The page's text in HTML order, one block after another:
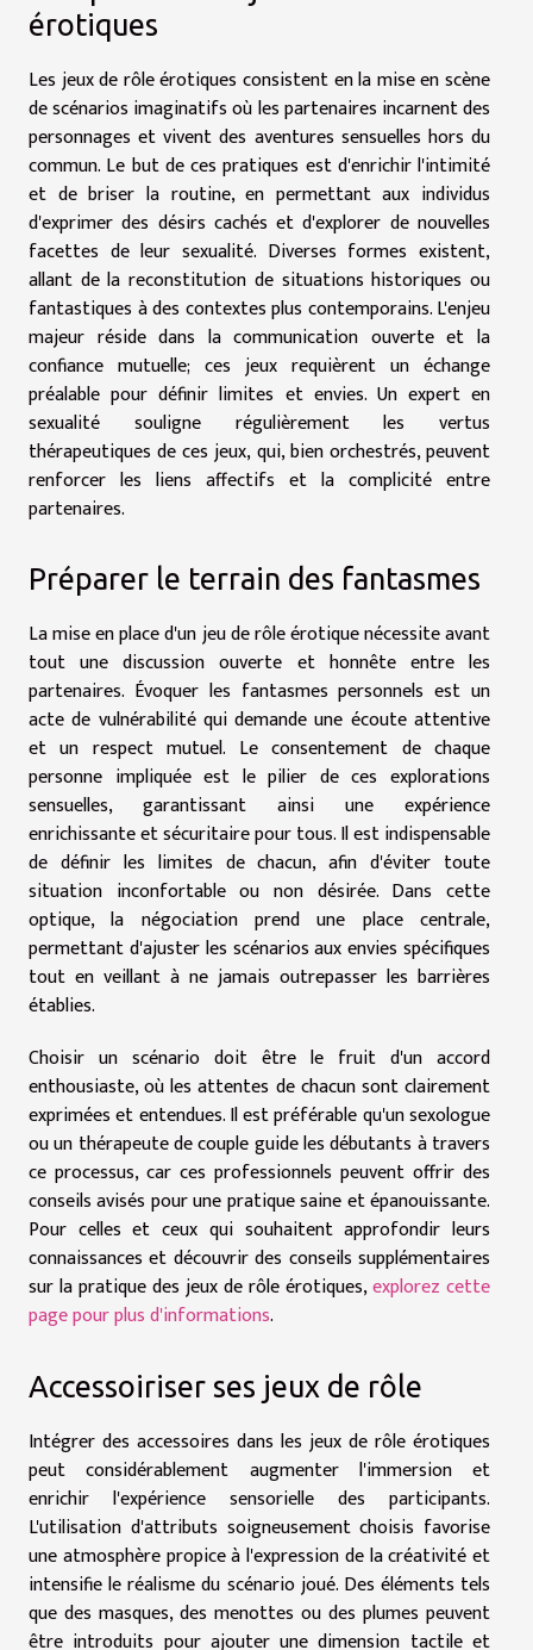
érotiques
Les jeux de rôle érotiques consistent en la mise en scène
de scénarios imaginatifs où les partenaires incarnent des
personnages et vivent des aventures sensuelles hors du
commun. Le but de ces pratiques est d'enrichir l'intimité
et de briser la routine, en permettant aux individus
d'exprimer des désirs cachés et d'explorer de nouvelles
facettes de leur sexualité. Diverses formes existent,
allant de la reconstitution de situations historiques ou
fantastiques à des contextes plus contemporains. L'enjeu
majeur réside dans la communication ouverte et la
confiance mutuelle; ces jeux requièrent un échange
préalable pour définir limites et envies. Un expert en
sexualité souligne régulièrement les vertus
thérapeutiques de ces jeux, qui, bien orchestrés, peuvent
renforcer les liens affectifs et la complicité entre
partenaires.
Préparer le terrain des fantasmes
La mise en place d'un jeu de rôle érotique nécessite avant
tout une discussion ouverte et honnête entre les
partenaires. Évoquer les fantasmes personnels est un
acte de vulnérabilité qui demande une écoute attentive
et un respect mutuel. Le consentement de chaque
personne impliquée est le pilier de ces explorations
sensuelles, garantissant ainsi une expérience
enrichissante et sécuritaire pour tous. Il est indispensable
de définir les limites de chacun, afin d'éviter toute
situation inconfortable ou non désirée. Dans cette
optique, la négociation prend une place centrale,
permettant d'ajuster les scénarios aux envies spécifiques
tout en veillant à ne jamais outrepasser les barrières
établies.
Choisir un scénario doit être le fruit d'un accord
enthousiaste, où les attentes de chacun sont clairement
exprimées et entendues. Il est préférable qu'un sexologue
ou un thérapeute de couple guide les débutants à travers
ce processus, car ces professionnels peuvent offrir des
conseils avisés pour une pratique saine et épanouissante.
Pour celles et ceux qui souhaitent approfondir leurs
connaissances et découvrir des conseils supplémentaires
sur la pratique des jeux de rôle érotiques,explorez cette
page pour plus d'informations.
Accessoiriser ses jeux de rôle
Intégrer des accessoires dans les jeux de rôle érotiques
peut considérablement augmenter l'immersion et
enrichir l'expérience sensorielle des participants.
L'utilisation d'attributs soigneusement choisis favorise
une atmosphère propice à l'expression de la créativité et
intensifie le réalisme du scénario joué. Des éléments tels
que des masques, des menottes ou des plumes peuvent
être introduits pour ajouter une dimension tactile et